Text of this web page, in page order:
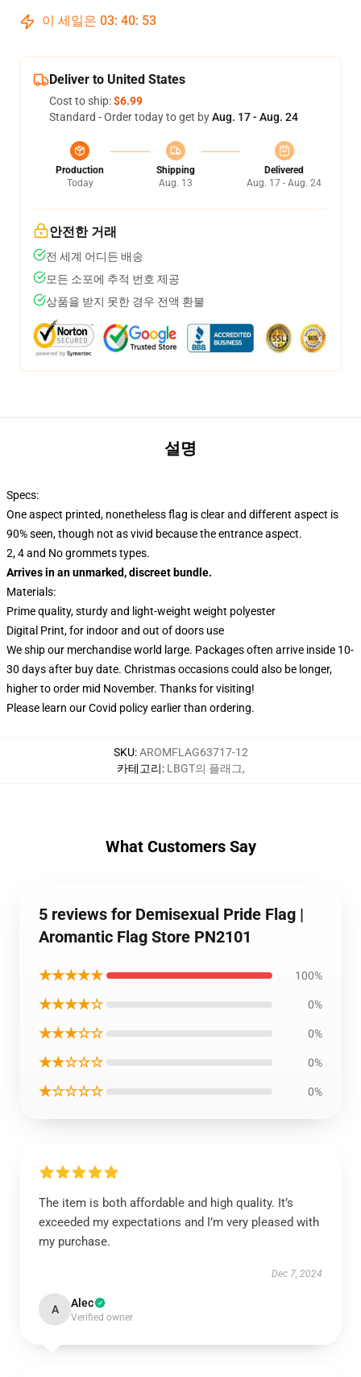
이 세일은 03: 40: 53
Deliver to United States
Cost to ship:$6.99
Standard - Order today to get byAug. 17 - Aug. 24
Production
Today
Shipping
Aug. 13
Delivered
Aug. 17 - Aug. 24
안전한 거래
전 세계 어디든 배송
모든 소포에 추적 번호 제공
상품을 받지 못한 경우 전액 환불
설명
Specs:
One aspect printed, nonetheless flag is clear and different aspect is
90% seen, though not as vivid because the entrance aspect.
2, 4 and No grommets types.
Arrives in an unmarked, discreet bundle.
Materials:
Prime quality, sturdy and light-weight weight polyester
Digital Print, for indoor and out of doors use
We ship our merchandise world large. Packages often arrive inside 10-
30 days after buy date. Christmas occasions could also be longer,
higher to order mid November. Thanks for visiting!
Please learn our Covid policyearlier than ordering.
SKU:AROMFLAG63717-12
카테고리: LBGT의 플래그,
What Customers Say
5 reviews for Demisexual Pride Flag |
Aromantic Flag Store PN2101
★★★★★ 100%
★★★★☆ 0%
★★★☆☆ 0%
★★☆☆☆ 0%
★☆☆☆☆ 0%
The item is both affordable and high quality. It’s
exceeded my expectations and I’m very pleased with
my purchase.
Dec 7, 2024
A Alec
Verified owner